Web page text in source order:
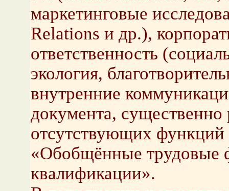
маркетинговые
Relations и др.),
ответственность
экология,
внутренние
документа, существенно
отсутствующих
«Обобщённые трудовые
квалификации».